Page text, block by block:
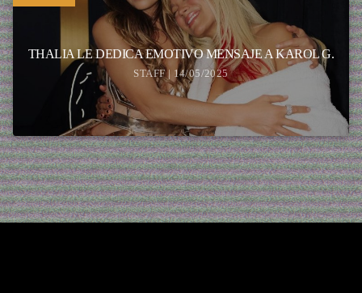
THALIA LE DEDICA EMOTIVO MENSAJE A KAROL G.
STAFF | 14/05/2025